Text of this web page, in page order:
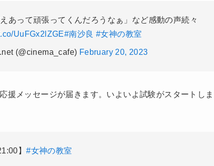
あって頑張ってくんだろうなぁ」など感動の声続々
UuFGx2lZGE#南沙良 #女神の教室
(@cinema_cafe) February 20, 2023
援メッセージが届きます。いよいよ試験がスタートしま
】#女神の教室